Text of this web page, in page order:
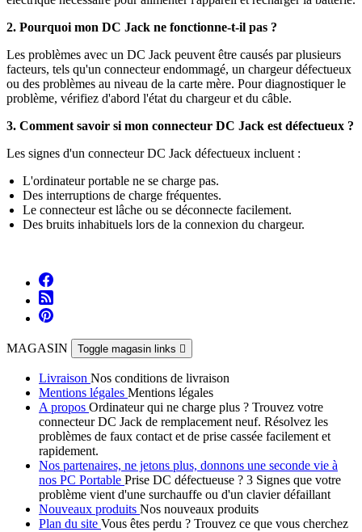
2. Pourquoi mon DC Jack ne fonctionne-t-il pas ?
Les problèmes avec un DC Jack peuvent être causés par plusieurs
facteurs, tels qu'un connecteur endommagé, un chargeur défectueux
ou des problèmes au niveau de la carte mère. Pour diagnostiquer le
problème, vérifiez d'abord l'état du chargeur et du câble.
3. Comment savoir si mon connecteur DC Jack est défectueux ?
Les signes d'un connecteur DC Jack défectueux incluent :
L'ordinateur portable ne se charge pas.
Des interruptions de charge fréquentes.
Le connecteur est lâche ou se déconnecte facilement.
Des bruits inhabituels lors de la connexion du chargeur.
MAGASIN Toggle magasin links 
Livraison Nos conditions de livraison
Mentions légales Mentions légales
A propos Ordinateur qui ne charge plus ? Trouvez votre
connecteur DC Jack de remplacement neuf. Résolvez les
problèmes de faux contact et de prise cassée facilement et
rapidement.
Nos partenaires, ne jetons plus, donnons une seconde vie à
nos PC Portable Prise DC défectueuse ? 3 Signes que votre
problème vient d'une surchauffe ou d'un clavier défaillant
Nouveaux produits Nos nouveaux produits
Plan du site Vous êtes perdu ? Trouvez ce que vous cherchez